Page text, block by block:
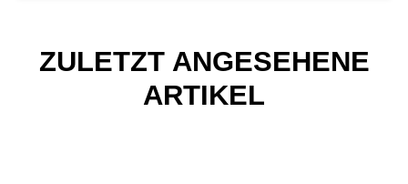
ZULETZT ANGESEHENE
ARTIKEL